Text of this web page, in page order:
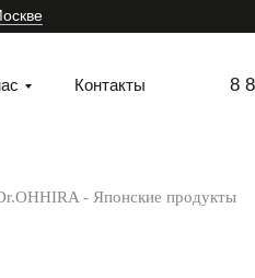
8
Контакты
- Японские продукты